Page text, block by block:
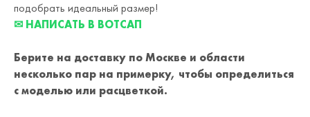
подобрать идеальный размер!
✉ НАПИСАТЬ В ВОТСАП
Берите на доставку по Москве и области
несколько пар на примерку, чтобы определиться
с моделью или расцветкой.